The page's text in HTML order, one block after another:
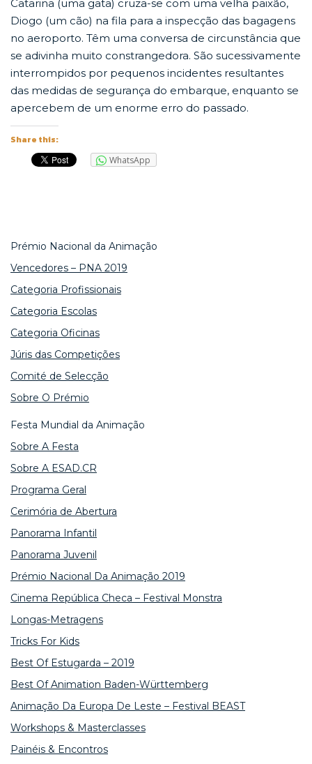
Catarina (uma gata) cruza-se com uma velha paixão,
Diogo (um cão) na fila para a inspecção das bagagens
no aeroporto. Têm uma conversa de circunstância que
se adivinha muito constrangedora. São sucessivamente
interrompidos por pequenos incidentes resultantes
das medidas de segurança do embarque, enquanto se
apercebem de um enorme erro do passado.
Share this:
WhatsApp
Prémio Nacional da Animação
Vencedores – PNA 2019
Categoria Profissionais
Categoria Escolas
Categoria Oficinas
Júris das Competições
Comité de Selecção
Sobre O Prémio
Festa Mundial da Animação
Sobre A Festa
Sobre A ESAD.CR
Programa Geral
Cerimória de Abertura
Panorama Infantil
Panorama Juvenil
Prémio Nacional Da Animação 2019
Cinema República Checa – Festival Monstra
Longas-Metragens
Tricks For Kids
Best Of Estugarda – 2019
Best Of Animation Baden-Württemberg
Animação Da Europa De Leste – Festival BEAST
Workshops & Masterclasses
Painéis & Encontros